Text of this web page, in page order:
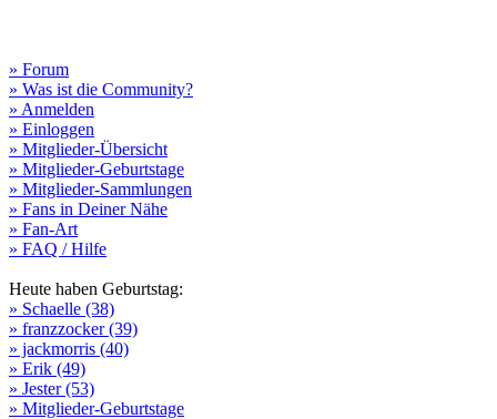
» Forum
» Was ist die Community?
» Anmelden
» Einloggen
» Mitglieder-Übersicht
» Mitglieder-Geburtstage
» Mitglieder-Sammlungen
» Fans in Deiner Nähe
» Fan-Art
» FAQ / Hilfe
Heute haben Geburtstag:
» Schaelle (38)
» franzzocker (39)
» jackmorris (40)
» Erik (49)
» Jester (53)
» Mitglieder-Geburtstage